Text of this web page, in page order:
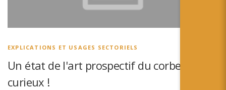
EXPLICATIONS ET USAGES SECTORIELS
Un état de l'art prospectif du corbeau
curieux !